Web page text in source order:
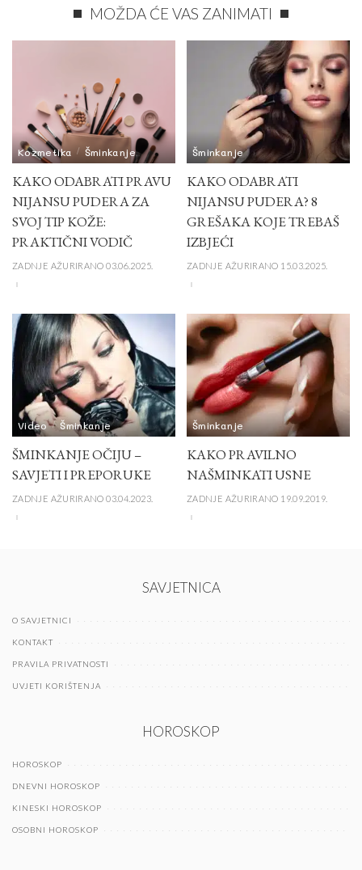
MOŽDA ĆE VAS ZANIMATI
Kozmetika Šminkanje
KAKO ODABRATI PRAVU
NIJANSU PUDERA ZA
SVOJ TIP KOŽE:
PRAKTIČNI VODIČ
ZADNJE AŽURIRANO 03.06.2025.
Šminkanje
KAKO ODABRATI
NIJANSU PUDERA? 8
GREŠAKA KOJE TREBAŠ
IZBJEĆI
ZADNJE AŽURIRANO 15.03.2025.
Video Šminkanje
ŠMINKANJE OČIJU –
SAVJETI I PREPORUKE
ZADNJE AŽURIRANO 03.04.2023.
Šminkanje
KAKO PRAVILNO
NAŠMINKATI USNE
ZADNJE AŽURIRANO 19.09.2019.
SAVJETNICA
O SAVJETNICI
KONTAKT
PRAVILA PRIVATNOSTI
UVJETI KORIŠTENJA
HOROSKOP
HOROSKOP
DNEVNI HOROSKOP
KINESKI HOROSKOP
OSOBNI HOROSKOP